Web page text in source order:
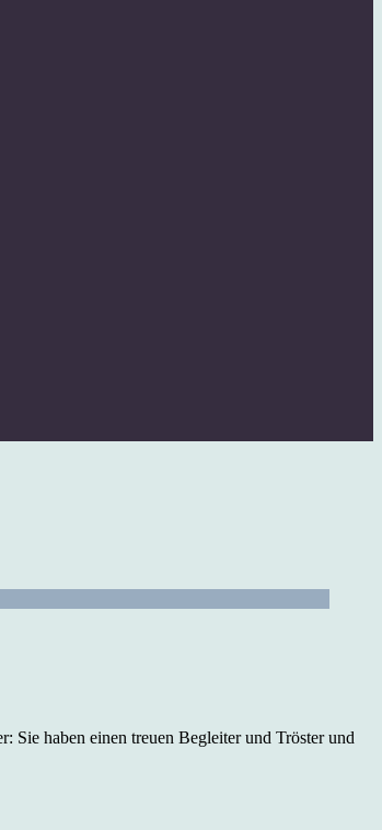
Sie haben einen treuen Begleiter und Tröster und